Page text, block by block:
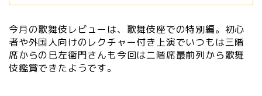
今月の歌舞伎レビューは、歌舞伎座での特別編。初心
者や外国人向けのレクチャー付き上演でいつもは三階
席からの巳左衛門さんも今回は二階席最前列から歌舞
伎鑑賞できたようです。